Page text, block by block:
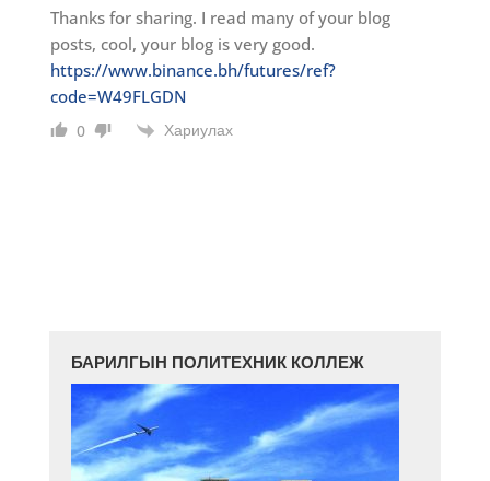
Thanks for sharing. I read many of your blog
posts, cool, your blog is very good.
https://www.binance.bh/futures/ref?
code=W49FLGDN
0 Хариулах
БАРИЛГЫН ПОЛИТЕХНИК КОЛЛЕЖ